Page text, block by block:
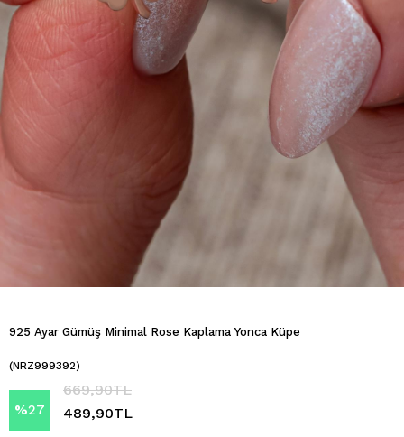
925 Ayar Gümüş Minimal Rose Kaplama Yonca Küpe
(NRZ999392)
%27
669,90TL
489,90TL